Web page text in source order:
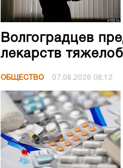
Волгоградцев
лекарств
ОБЩЕСТВО 07.08.2026 08:12